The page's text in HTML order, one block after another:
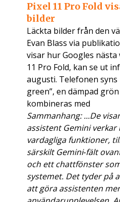
Pixel 11 Pro Fold
bilder
Läckta bilder från den
Evan Blass via
visar hur Googles nästa
11 Pro Fold, kan se ut
augusti. Telefonen syns
green”, en dämpad
kombineras med
Sammanhang: ...De
assistent Gemini
vardagliga funktioner,
särskilt Gemini‑fält
och ett chattfönster
systemet. Det tyder på
att göra assistenten